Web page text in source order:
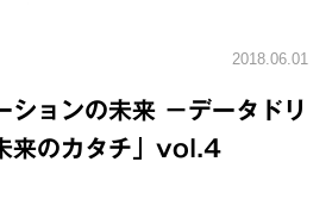
2018.06.01
ションの未来 －データドリ
来のカタチ」vol.4